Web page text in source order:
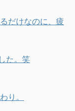
だけなのに、疲
た。笑
り。